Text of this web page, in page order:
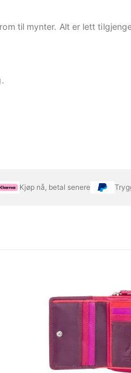
til mynter. Alt er lett
Kjøp nå, betal senere